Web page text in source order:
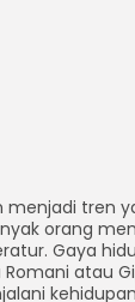
menjadi tren
orang
Gaya
atau